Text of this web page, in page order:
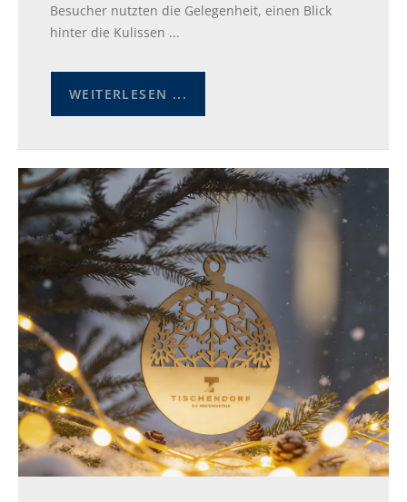
Besucher nutzten die Gelegenheit, einen Blick
hinter die Kulissen ...
WEITERLESEN ...